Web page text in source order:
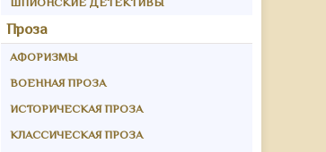
Проза
АФОРИЗМЫ
ВОЕННАЯ ПРОЗА
ИСТОРИЧЕСКАЯ ПРОЗА
КЛАССИЧЕСКАЯ ПРОЗА